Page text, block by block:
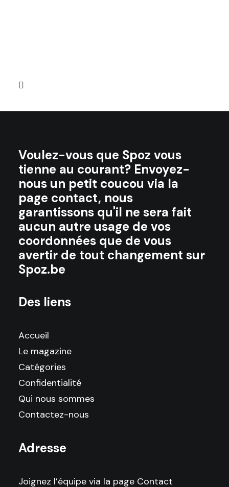
Voulez-vous que Spoz vous
tienne au courant? Envoyez-
nous un petit coucou via la
page contact, nous
garantissons qu'il ne sera fait
aucun autre usage de vos
coordonnées que de vous
avertir de tout changement sur
Spoz.be
Des liens
Accueil
Le magazine
Catégories
Confidentialité
Qui nous sommes
Contactez-nous
Adresse
Joignez l’équipe via la page Contact